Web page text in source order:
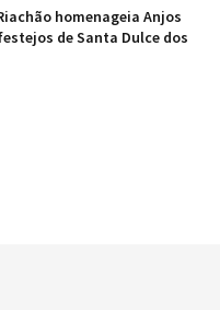
homenageia Anjos
de Santa Dulce dos